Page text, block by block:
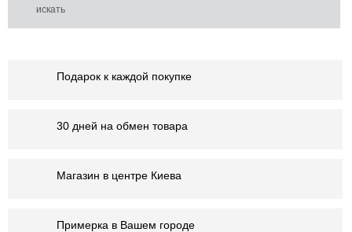
Подарок к каждой покупке
30 дней на обмен товара
Магазин в центре Киева
Примерка в Вашем городе